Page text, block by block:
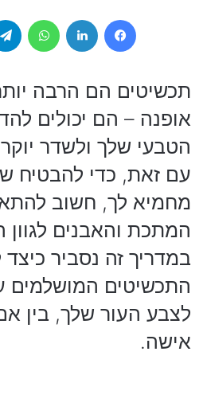
Facebook
LinkedIn
תכשיטים הם הרבה
אופנה – הם יכולים
הטבעי שלך ולשדר
עם זאת, כדי להבטיח
מחמיא לך, חשוב
המתכת והאבנים לגוון
במדריך זה נסביר
התכשיטים המושלמים
לצבע העור שלך, בין
אישה.